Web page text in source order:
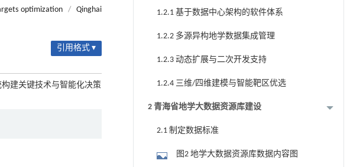
optimization /
Qinghai
引用格式 ▾
建关键技术与智能化决策
1.2.1 基于数据中心架构的软件体系
1.2.2 多源异构地学数据集成管理
1.2.3 动态扩展与二次开发支持
1.2.4 三维/四维建模与智能靶区优选
2 青海省地学大数据资源库建设
2.1 制定数据标准
图2 地学大数据资源库数据内容图